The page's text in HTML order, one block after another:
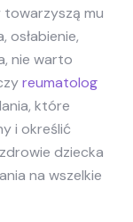
towarzyszą mu
osłabienie,
nie warto
reumatolog
które
i określić
dziecka
na wszelkie